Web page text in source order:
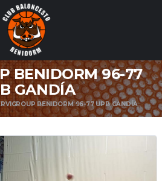
BENIDORM 96-77
GANDÍA
BENIDORM 96-77 UPB GANDÍA